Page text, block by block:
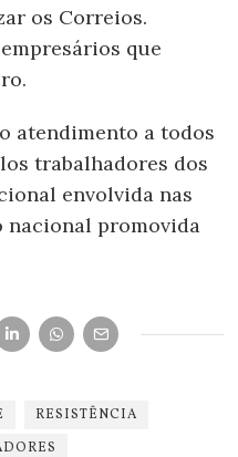
os Correios.
que
atendimento a todos
trabalhadores dos
envolvida nas
nacional promovida
RESISTÊNCIA